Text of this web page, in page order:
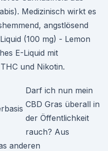
Medizinisch wirkt es
angstlösend
(100 mg) - Lemon
E-Liquid mit
und Nikotin.
Darf ich nun mein
CBD Gras überall in
der Öffentlichkeit
rauch? Aus
anderen